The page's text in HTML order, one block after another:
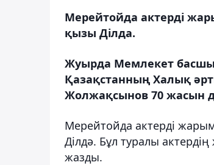
Мерейтойда актерді
қызы Ділда.
Жуырда Мемлекет
Қазақстанның Халық
Жолжақсынов 70 жасын
Мерейтойда актерді
Ділдә. Бұл туралы
жазды.